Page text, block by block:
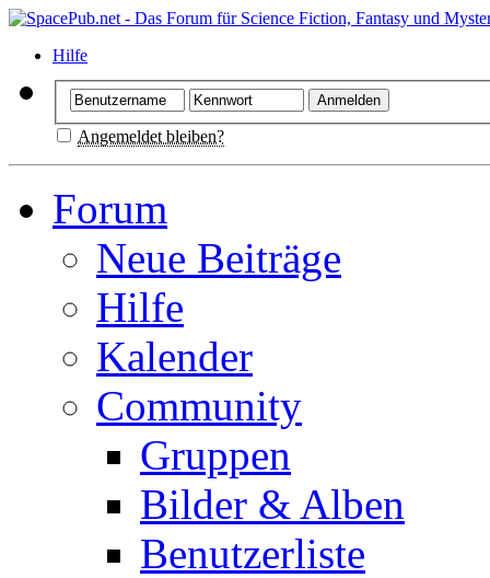
Hilfe
Angemeldet bleiben?
Forum
Neue Beiträge
Hilfe
Kalender
Community
Gruppen
Bilder & Alben
Benutzerliste